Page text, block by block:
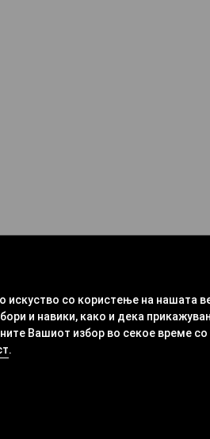
со користење на нашата
и навики, како и дека
Вашиот избор во секое време
.